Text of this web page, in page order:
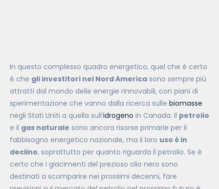
In questo complesso quadro energetico, quel che è certo
è che gli investitori nel Nord America sono sempre più
attratti dal mondo delle energie rinnovabili, con piani di
sperimentazione che vanno dalla ricerca sulle biomasse
negli Stati Uniti a quella sull’idrogeno in Canada. Il petrolio
e il gas naturale sono ancora risorse primarie per il
fabbisogno energetico nazionale, ma il loro uso è in
declino, soprattutto per quanto riguarda il petrolio. Se è
certo che i giacimenti del prezioso olio nero sono
destinati a scomparire nei prossimi decenni, fare